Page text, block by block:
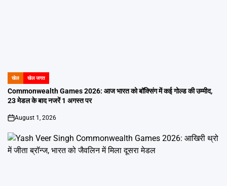
POSTED
IN
खेल खेल जगत
Commonwealth Games 2026: आज भारत को बॉक्सिंग में कई गोल्ड की उम्मीद,
23 मेडल के बाद नजरें 1 अगस्त पर
on
August 1, 2026